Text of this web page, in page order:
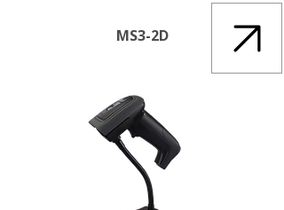
MS3-2D